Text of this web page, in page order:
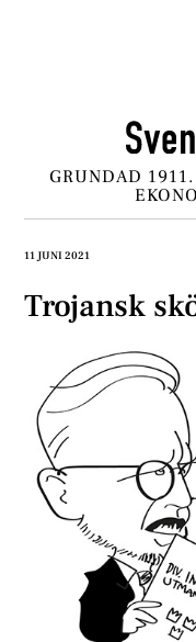
GRUNDAD
11 JUNI 2021
Trojansk